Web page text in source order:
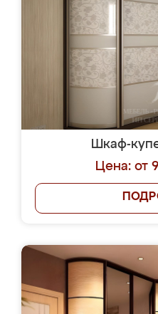
Шкаф-
Цена: от